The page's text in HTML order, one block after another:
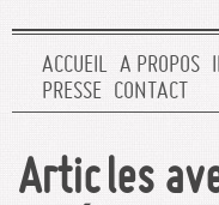
ACCUEIL A PROPOS
PRESSE CONTACT
Articles